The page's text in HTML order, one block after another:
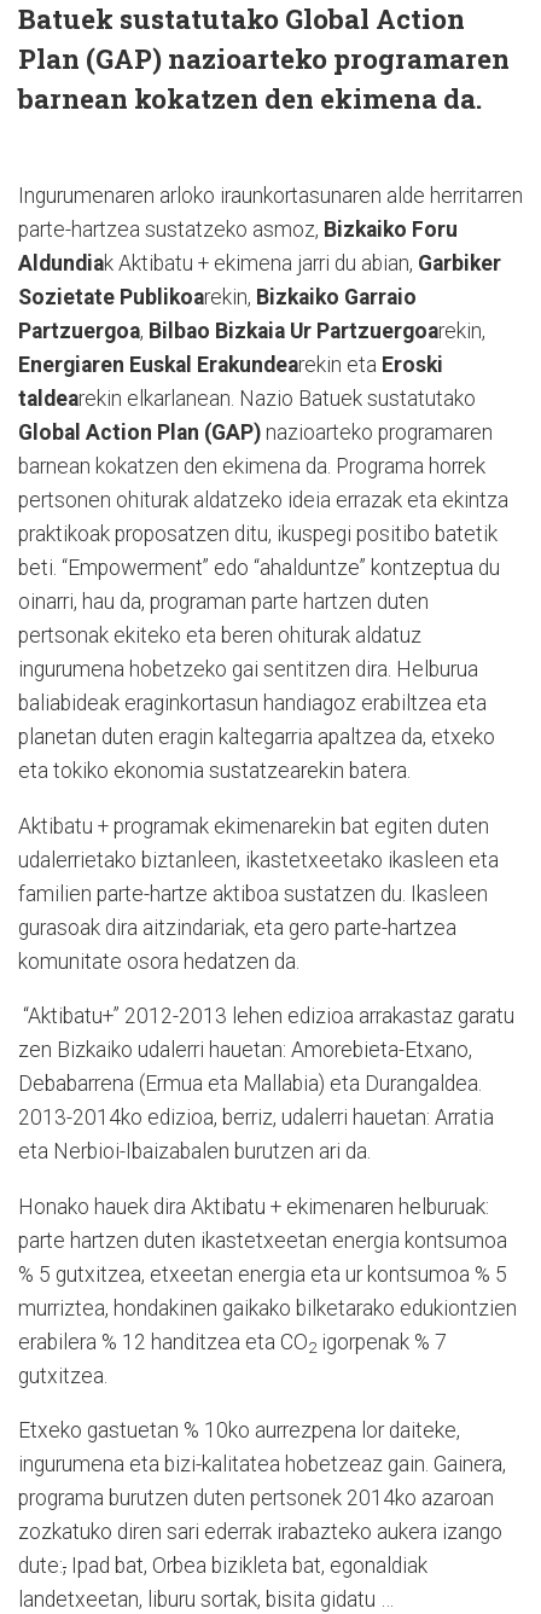
Batuek sustatutako Global Action
Plan (GAP) nazioarteko programaren
barnean kokatzen den ekimena da.
Ingurumenaren arloko iraunkortasunaren alde herritarren
parte-hartzea sustatzeko asmoz, Bizkaiko Foru
Aldundiak Aktibatu + ekimena jarri du abian, Garbiker
Sozietate Publikoarekin, Bizkaiko Garraio
Partzuergoa, Bilbao Bizkaia Ur Partzuergoarekin,
Energiaren Euskal Erakundearekin eta Eroski
taldearekin elkarlanean. Nazio Batuek sustatutako
Global Action Plan (GAP) nazioarteko programaren
barnean kokatzen den ekimena da. Programa horrek
pertsonen ohiturak aldatzeko ideia errazak eta ekintza
praktikoak proposatzen ditu, ikuspegi positibo batetik
beti. “Empowerment” edo “ahalduntze” kontzeptua du
oinarri, hau da, programan parte hartzen duten
pertsonak ekiteko eta beren ohiturak aldatuz
ingurumena hobetzeko gai sentitzen dira. Helburua
baliabideak eraginkortasun handiagoz erabiltzea eta
planetan duten eragin kaltegarria apaltzea da, etxeko
eta tokiko ekonomia sustatzearekin batera.
Aktibatu + programak ekimenarekin bat egiten duten
udalerrietako biztanleen, ikastetxeetako ikasleen eta
familien parte-hartze aktiboa sustatzen du. Ikasleen
gurasoak dira aitzindariak, eta gero parte-hartzea
komunitate osora hedatzen da.
“Aktibatu+” 2012-2013 lehen edizioa arrakastaz garatu
zen Bizkaiko udalerri hauetan: Amorebieta-Etxano,
Debabarrena (Ermua eta Mallabia) eta Durangaldea.
2013-2014ko edizioa, berriz, udalerri hauetan: Arratia
eta Nerbioi-Ibaizabalen burutzen ari da.
Honako hauek dira Aktibatu + ekimenaren helburuak:
parte hartzen duten ikastetxeetan energia kontsumoa
% 5 gutxitzea, etxeetan energia eta ur kontsumoa % 5
murriztea, hondakinen gaikako bilketarako edukiontzien
erabilera % 12 handitzea eta CO2 igorpenak % 7
gutxitzea.
Etxeko gastuetan % 10ko aurrezpena lor daiteke,
ingurumena eta bizi-kalitatea hobetzeaz gain. Gainera,
programa burutzen duten pertsonek 2014ko azaroan
zozkatuko diren sari ederrak irabazteko aukera izango
dute:, Ipad bat, Orbea bizikleta bat, egonaldiak
landetxeetan, liburu sortak, bisita gidatu …